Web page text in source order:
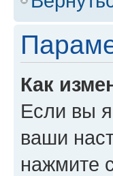
Как
Если вы
ваши
нажмите